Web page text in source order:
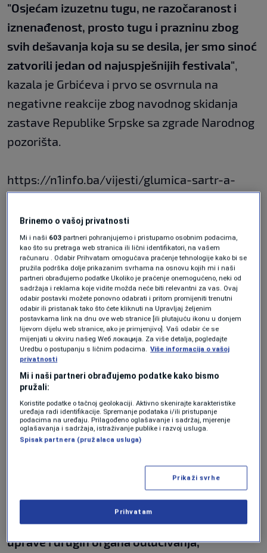
"Osjećam izuzetnu tugu, ne razočaranost i
iznenađenost, prosto tugu i prazninu zbog
svih dešavanja koja su se desila, jer smo sinoć
zatvorili jedan od najuspješnijih festivala",
kazala je Grbićeva i prvo se osvrnula na
negativne reakcije zbog navodnog skidanja
zastave Republike Srpske sa zgrade Narodnog
pozorišta.
https://n1info.ba/vijesti/glumica-sartr-a-
petar-kocic-u-banjaluci/
"Zastava nije strgnuta ni zbog koga, ona stoji
u holu Narodnog pozorišta, ona se ističe
onako kako stoji u zakonu", napomenula je
Grbićeva citirajući pritom odredbe zakona iz
1993. u kojima stoji da se zastave na
insitucijama Republike Srpske ističu u vrijeme
praznika, slava i svetkovina.
Ove godine zastava nije bila istaknuta na
zgradi Narodnog pozorišta zbog toga što bi
morali da istaknu i zastave svih drugih zemalja
"Druga stvar koja interesuje javnost jeste
odluka selektora koja je podržana od strane
uprave i drugih organa odlučivanja,
Brinemo o vašoj privatnosti
Mi i naši 603 partneri pohranjujemo i pristupamo osobnim podacima,
kao što su pretraga web stranica ili lični identifikatori, na vašem
računaru . Odabir Prihvatam omogućava praćenje tehnologije kako bi se
pružila podrška dolje prikazanim svrhama na osnovu kojih mi i naši
partneri obrađujemo podatke Ukoliko je praćenje onemogućeno, neki od
sadržaja i reklama koje vidite možda neće biti relevantni za vas. Ovaj
odabir postavki možete ponovno odabrati i pritom promijeniti trenutni
odabir ili pristanak tako što ćete kliknuti na Upravljaj željenim
postavkama link na dnu ove web stranice [ili plutajuću ikonu u donjem
lijevom dijelu web stranice, ako je primjenjivo]. Vaš odabir će se
mijenjati u okviru našeg Wеб локација. Za više detalja, pogledajte
Uredbu o postupanju s ličnim podacima. Više informacija o vašoj
privatnosti
Mi i naši partneri obrađujemo podatke kako bismo
pružali:
Koristite podatke o tačnoj geolokaciji. Aktivno skenirajte karakteristike
uređaja radi identifikacije. Spremanje podataka i/ili pristupanje
podacima na uređaju. Prilagođeno oglašavanje i sadržaj, mjerenje
oglašavanja i sadržaja, istraživanje publike i razvoj usluga.
Spisak partnera (pružalaca usluga)
Prikaži svrhe
Prihvatam